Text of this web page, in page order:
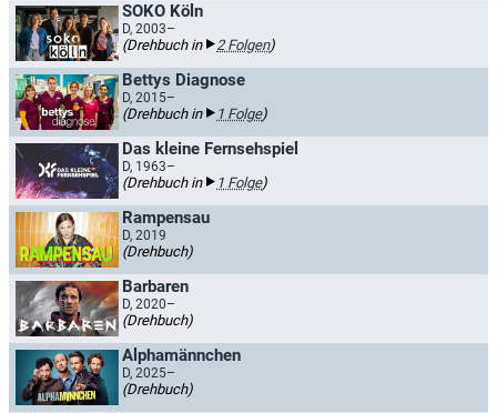
SOKO Köln
D, 2003–
(Drehbuch in 2 Folgen)
Bettys Diagnose
D, 2015–
(Drehbuch in 1 Folge)
Das kleine Fernsehspiel
D, 1963–
(Drehbuch in 1 Folge)
Rampensau
D, 2019
(Drehbuch)
Barbaren
D, 2020–
(Drehbuch)
Alphamännchen
D, 2025–
(Drehbuch)